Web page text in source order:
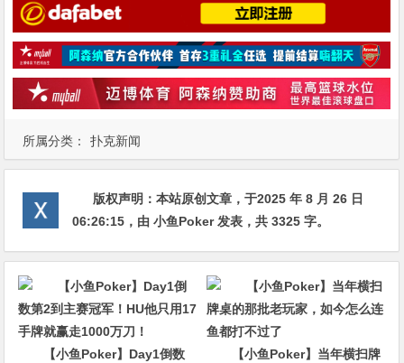
所属分类： 扑克新闻
版权声明：本站原创文章，于2025 年 8 月 26 日
06:26:15 ，由小鱼Poker发表，共 3325 字。
【小鱼Poker】Day1倒数
【小鱼Poker】当年横扫牌